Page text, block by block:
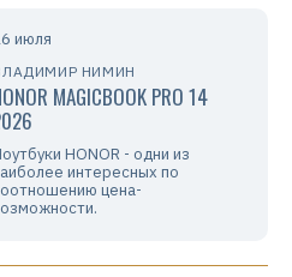
июля
НИМИН
MAGICBOOK PRO 14
HONOR - одни из
интересных по
цена-